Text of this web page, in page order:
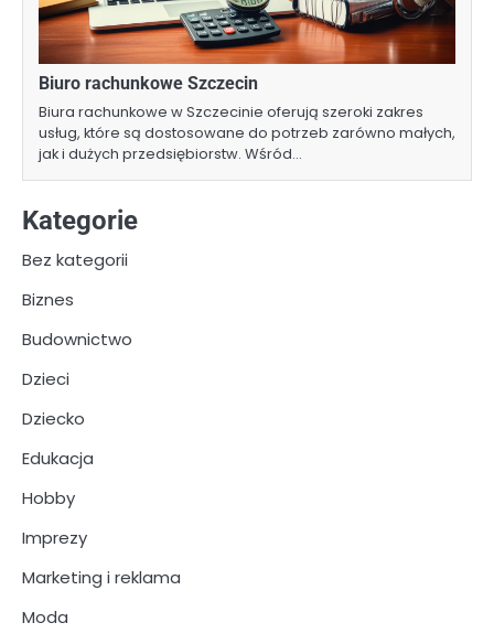
Biuro rachunkowe Szczecin
Biura rachunkowe w Szczecinie oferują szeroki zakres
usług, które są dostosowane do potrzeb zarówno małych,
jak i dużych przedsiębiorstw. Wśród…
Kategorie
Bez kategorii
Biznes
Budownictwo
Dzieci
Dziecko
Edukacja
Hobby
Imprezy
Marketing i reklama
Moda